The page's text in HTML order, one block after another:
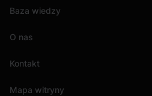
Baza wiedzy
O nas
Kontakt
Mapa witryny